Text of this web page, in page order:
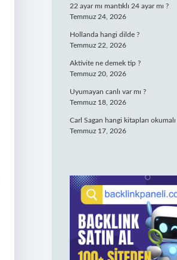
22 ayar mı mantıklı 24 ayar mı ?
Temmuz 24, 2026
Hollanda hangi dilde ?
Temmuz 22, 2026
Aktivite ne demek tip ?
Temmuz 20, 2026
Uyumayan canlı var mı ?
Temmuz 18, 2026
Carl Sagan hangi kitapları okumalı
Temmuz 17, 2026